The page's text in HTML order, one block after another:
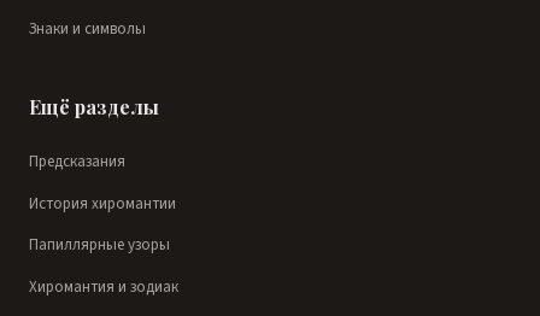
Знаки и символы
Ещё разделы
Предсказания
История хиромантии
Папиллярные узоры
Хиромантия и зодиак